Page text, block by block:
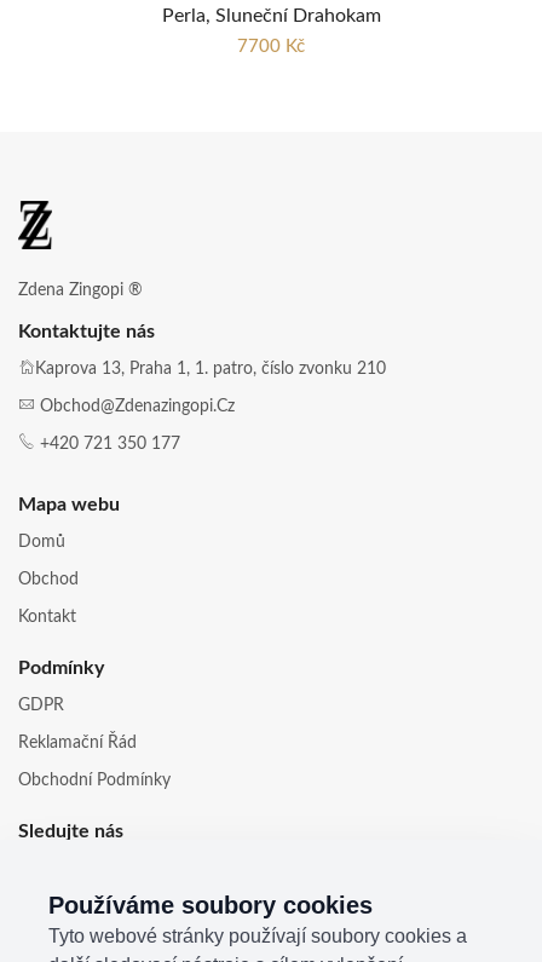
Perla, Sluneční Drahokam
7700 Kč
Zdena Zingopi ®
Kontaktujte nás
Kaprova 13, Praha 1, 1. patro, číslo zvonku 210
Obchod@zdenazingopi.cz
+420 721 350 177
Mapa webu
Domů
Obchod
Kontakt
Podmínky
GDPR
Reklamační Řád
Obchodní Podmínky
Sledujte nás
Používáme soubory cookies
Tyto webové stránky používají soubory cookies a